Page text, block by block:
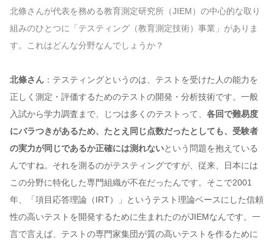
北條さんが代表を務める教育測定研究所（JIEM）の中心的な取り
組みのひとつに「テスティング（教育測定技術）事業」がありま
す。これはどんな分野なんでしょうか？
北條さん ：テスティングというのは、テストを受けた人の能力を
正しく測定・評価するためのテストの開発・分析技術です。一般
入試から学力調査まで、じつは多くのテストって、 各回で難易度
にバラつきがあるため、たとえ同じ点数だったとしても、受験者
の実力が同じであるか正確には測れないという問題を抱えている
んですね。それを測るのがテスティングですが、従来、日本には
この分野に特化した専門組織が不在だったんです。そこで2001
年、「項目応答理論（IRT）」というテスト理論ベースにした信頼
性の高いテストを開発するために生まれたのがJIEMなんです。一
言で言えば、テストの専門家集団が質の高いテストを作るために